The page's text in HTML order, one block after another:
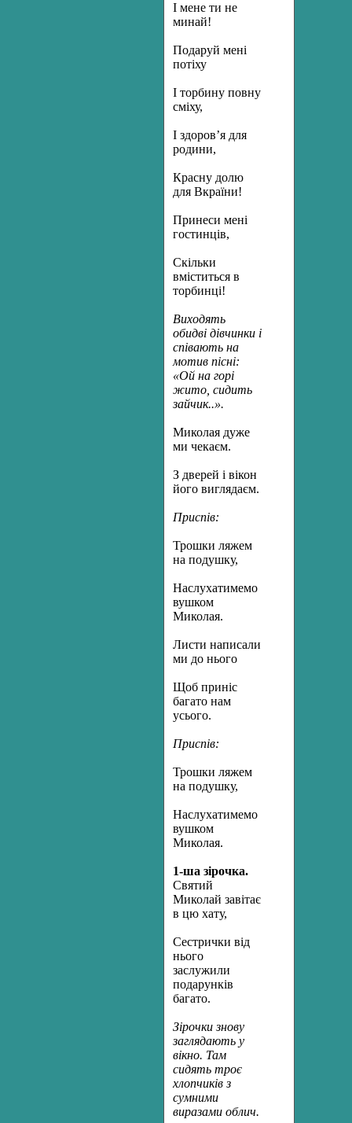
І мене ти не
минай!
Подаруй мені
потіху
І торбину повну
сміху,
І здоров’я для
родини,
Красну долю
для Вкраїни!
Принеси мені
гостинців,
Скільки
вміститься в
торбинці!
Виходять
обидві дівчинки і
співають на
мотив пісні:
«Ой на горі
жито, сидить
зайчик..».
Миколая дуже
ми чекаєм.
З дверей і вікон
його виглядаєм.
Приспів:
Трошки ляжем
на подушку,
Наслухатимемо
вушком
Миколая.
Листи написали
ми до нього
Щоб приніс
багато нам
усього.
Приспів:
Трошки ляжем
на подушку,
Наслухатимемо
вушком
Миколая.
1-ша зірочка.
Святий
Миколай завітає
в цю хату,
Сестрички від
нього
заслужили
подарунків
багато.
Зірочки знову
заглядають у
вікно. Там
сидять троє
хлопчиків з
сумними
виразами облич.